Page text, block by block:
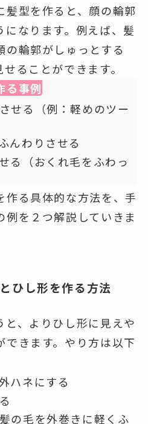
髪型を作ると、顔の輪郭
なります。例えば、髪
輪郭がしゅっとする
ることができます。
る事例
せる（例：軽めのツー
んわりさせる
る（おくれ毛をふわっ
作る具体的な方法を、手
を２つ解説していきま
ひし形を作る方法
、よりひし形に見えや
できます。やり方は以下
ハネにする
の毛を外巻きに軽くふ